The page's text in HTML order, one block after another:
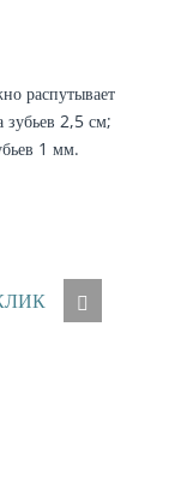
распутывает
2,5 см;
1 мм.